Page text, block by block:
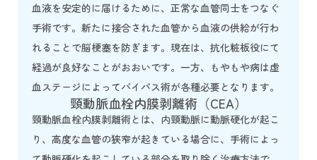
血液を安定的に届けるために、正常な血管同士をつなぐ
手術です。新たに接合された血管から血液の供給が行わ
れることで脳梗塞を防ぎます。現在は、抗化粧板役にて
経過が良好なことがおおいです。一方、もやもや病は虚
血ステージによってバイパス術が各種必要となります。
頸動脈血栓内膜剥離術（CEA）
頸動脈血栓内膜剥離術とは、内頸動脈に動脈硬化が起こ
り、高度な血管の狭窄が起きている場合に、手術によっ